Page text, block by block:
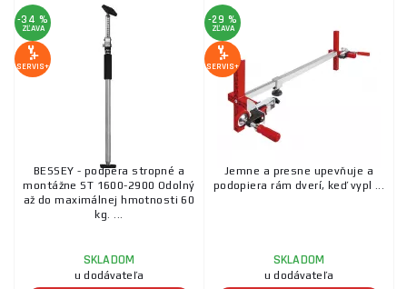
-34 %
ZĽAVA
SERVIS+
BESSEY - podpera stropné a
montážne ST 1600-2900 Odolný
až do maximálnej hmotnosti 60
kg. ...
SKLADOM
u dodávateľa
-29 %
ZĽAVA
SERVIS+
Jemne a presne upevňuje a
podopiera rám dverí, keď vypl ...
SKLADOM
u dodávateľa